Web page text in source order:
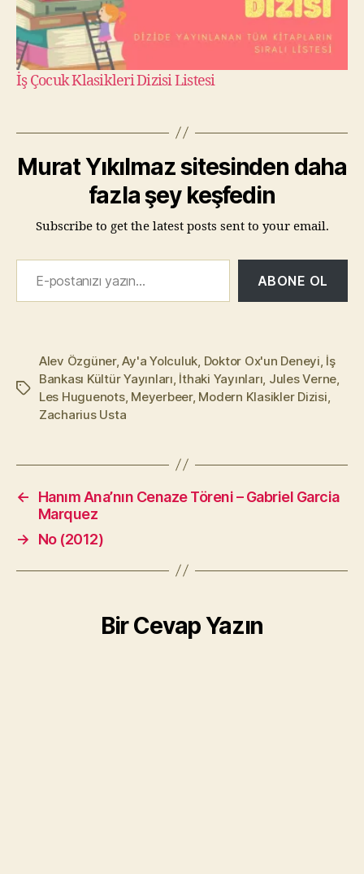
İş Çocuk Klasikleri Dizisi Listesi
Murat Yıkılmaz sitesinden daha
fazla şey keşfedin
Subscribe to get the latest posts sent to your email.
E-postanızı yazın…
ABONE OL
Etiketler
Alev Özgüner,Ay'a Yolculuk, Doktor Ox'un Deneyi, İş
Bankası Kültür Yayınları, İthaki Yayınları, Jules Verne,
Les Huguenots, Meyerbeer, Modern Klasikler Dizisi,
Zacharius Usta
←
Hanım Ana’nın Cenaze Töreni – Gabriel Garcia
Marquez
→
No (2012)
Bir Cevap Yazın